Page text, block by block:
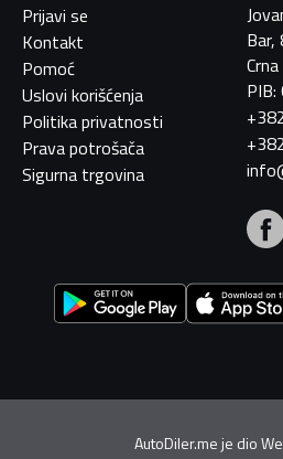
Prijavi se
Kontakt
Pomoć
Uslovi korišćenja
Politika privatnosti
Prava potrošača
Sigurna trgovina
Bar,
AutoDiler.me je dio